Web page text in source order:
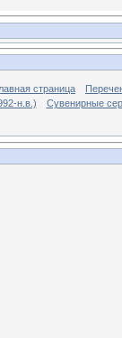
страница
н.в.)
Сувенирные